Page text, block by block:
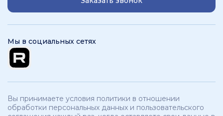
Мы в социальных сетях
Вы принимаете условия политики в отношении
обработки персональных данных и пользовательского